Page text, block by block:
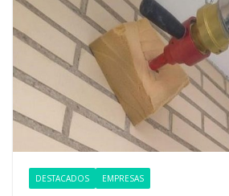
DESTACADOS EMPRESAS